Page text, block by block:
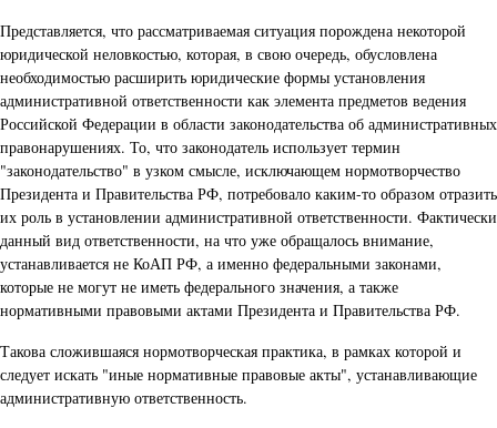
Представляется, что рассматриваемая ситуация порождена некоторой
юридической неловкостью, которая, в свою очередь, обусловлена
необходимостью расширить юридические формы установления
административной ответственности как элемента предметов ведения
Российской Федерации в области законодательства об административных
правонарушениях. То, что законодатель использует термин
"законодательство" в узком смысле, исключающем нормотворчество
Президента и Правительства РФ, потребовало каким-то образом отразить
их роль в установлении административной ответственности. Фактически
данный вид ответственности, на что уже обращалось внимание,
устанавливается не КоАП РФ, а именно федеральными законами,
которые не могут не иметь федерального значения, а также
нормативными правовыми актами Президента и Правительства РФ.
Такова сложившаяся нормотворческая практика, в рамках которой и
следует искать "иные нормативные правовые акты", устанавливающие
административную ответственность.